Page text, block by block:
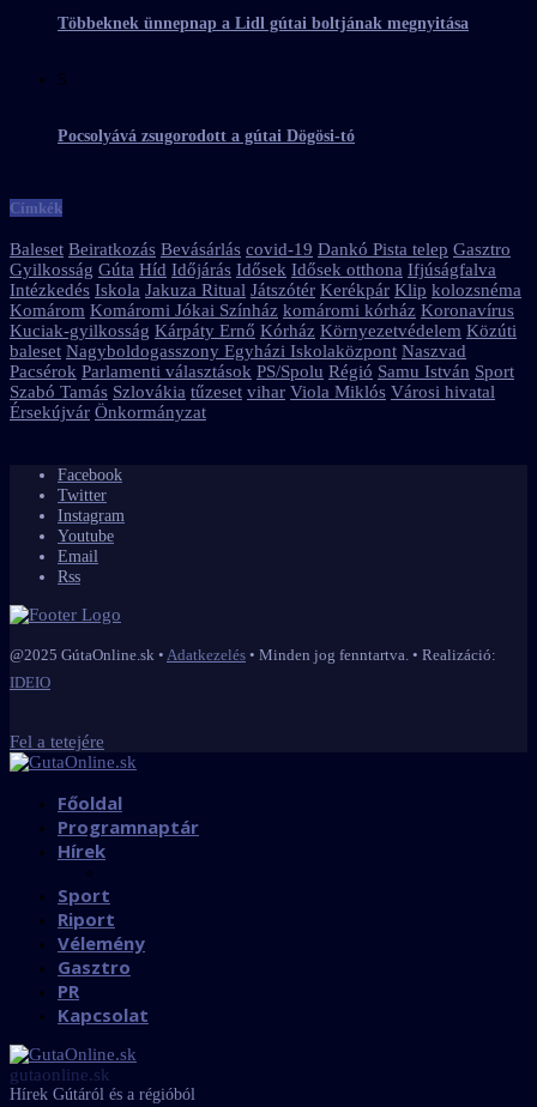
Többeknek ünnepnap a Lidl gútai boltjának megnyitása
5
Pocsolyává zsugorodott a gútai Dögösi-tó
Címkék
Baleset Beiratkozás Bevásárlás covid-19 Dankó Pista telep Gasztro
Gyilkosság Gúta Híd Időjárás Idősek Idősek otthona Ifjúságfalva
Intézkedés Iskola Jakuza Ritual Játszótér Kerékpár Klip kolozsnéma
Komárom Komáromi Jókai Színház komáromi kórház Koronavírus
Kuciak-gyilkosság Kárpáty Ernő Kórház Környezetvédelem Közúti
baleset Nagyboldogasszony Egyházi Iskolaközpont Naszvad
Pacsérok Parlamenti választások PS/Spolu Régió Samu István Sport
Szabó Tamás Szlovákia tűzeset vihar Viola Miklós Városi hivatal
Érsekújvár Önkormányzat
Facebook
Twitter
Instagram
Youtube
Email
Rss
@2025 GútaOnline.sk • Adatkezelés • Minden jog fenntartva. • Realizáció:
IDEIO
Fel a tetejére
Főoldal
Programnaptár
Hírek
Sport
Riport
Vélemény
Gasztro
PR
Kapcsolat
gutaonline.sk
Hírek Gútáról és a régióból